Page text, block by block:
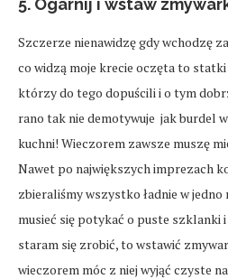
Szczerze nienawidzę gdy wchodzę
co widzą moje krecie oczęta to
którzy do tego dopuścili i o tym
rano tak nie demotywuje jak burdel
kuchni! Wieczorem zawsze muszę
Nawet po największych imprezach
zbieraliśmy wszystko ładnie w jedno
musieć się potykać o puste szklanki
staram się zrobić, to wstawić
wieczorem móc z niej wyjąć czyste